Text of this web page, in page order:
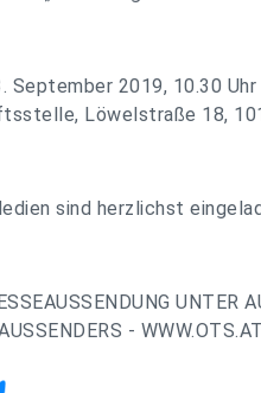
September 2019, 10.30 Uhr
Löwelstraße 18,
sind herzlichst
UNTER
-